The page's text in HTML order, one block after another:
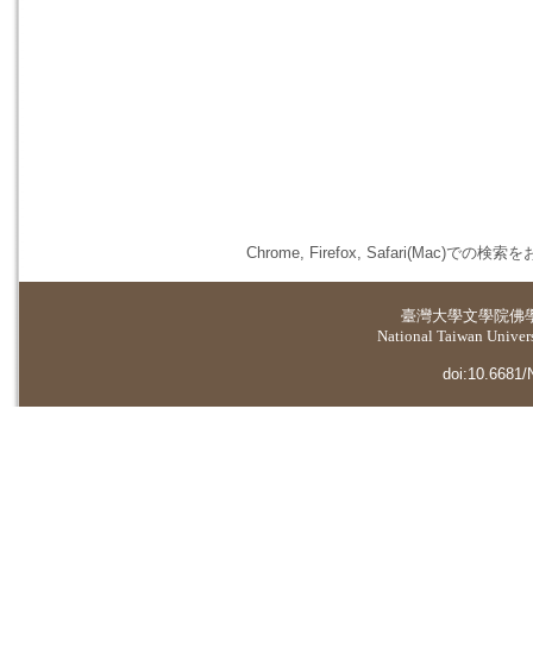
Chrome, Firefox, Safari(Mac)での検索を
臺灣大學文學院佛
National Taiwan
doi:10.6681/